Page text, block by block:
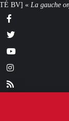
» [VOTRE